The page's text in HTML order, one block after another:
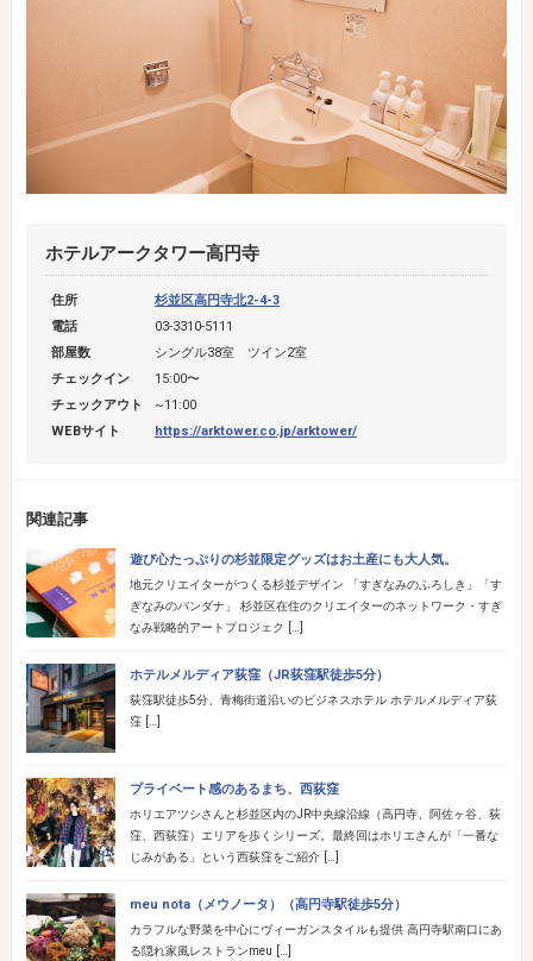
ホテルアークタワー高円寺
住所
杉並区高円寺北2-4-3
電話
03-3310-5111
部屋数
シングル38室 ツイン2室
チェックイン
15:00〜
チェックアウト
~11:00
WEBサイト
https://arktower.co.jp/arktower/
関連記事
遊び心たっぷりの杉並限定グッズはお土産にも大人気。
地元クリエイターがつくる杉並デザイン 「すぎなみのふろしき」「す
ぎなみのバンダナ」 杉並区在住のクリエイターのネットワーク・すぎ
なみ戦略的アートプロジェク […]
ホテルメルディア荻窪（JR荻窪駅徒歩5分）
荻窪駅徒歩5分、青梅街道沿いのビジネスホテル ホテルメルディア荻
窪 […]
プライベート感のあるまち、西荻窪
ホリエアツシさんと杉並区内のJR中央線沿線（高円寺、阿佐ヶ谷、荻
窪、西荻窪）エリアを歩くシリーズ。最終回はホリエさんが「一番な
じみがある」という西荻窪をご紹介 […]
meu nota（メウノータ）（高円寺駅徒歩5分）
カラフルな野菜を中心にヴィーガンスタイルも提供 高円寺駅南口にあ
る隠れ家風レストランmeu […]